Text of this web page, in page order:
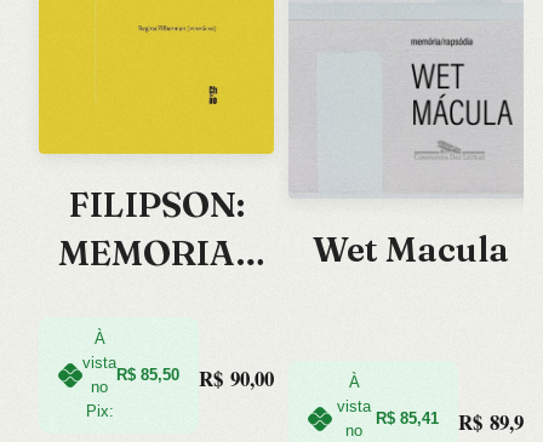
FILIPSON:
MEMORIAS
MENINA NA
PRIMEIRA
À
vista
no
Pix:
R$ 85,50 R$ 90,00
Wet Macula
À
vista
no
R$ 85,41 R$ 89,90